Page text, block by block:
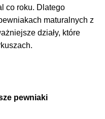
co roku. Dlatego
maturalnych z
działy, które
pewniaki